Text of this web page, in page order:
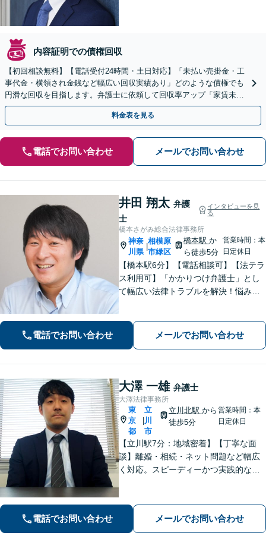
内容証明での債権回収
【初回相談無料】【電話受付24時間・土日対応】「未払い売掛金・工
事代金・横領され金銭など幅広い回収実績あり」どのような債権でも
円滑な回収を目指します。弁護士に依頼して回収率アップ「家賃未払
い対応、立ち退き・明渡し請求／滞納が常態化する前に」
料金表を見る
電話でお問い合わせ メールでお問い合わせ
井田 翔太 弁護
士
インタビューを見
る
橋本さがみ総合法律事務所
神奈
川県
相模原
市緑区
橋本駅 か
ら徒歩5分
営業時間：本
日定休日
【橋本駅6分】【電話相談可】【法テラ
ス利用可】「かかりつけ弁護士」とし
て幅広い法律トラブルを解決！悩みに
ークの軽さが強み」男性・女性弁護士
が所属し多角的な視点から解決へ尽力
電話でお問い合わせ メールでお問い合わせ
大澤 一雄 弁護士
大澤法律事務所
東
京
都
立
川
市
立川北駅 から
徒歩5分
営業時間：本
日定休日
【立川駅7分：地域密着】【丁寧な面
談】離婚・相続・ネット問題など幅広
く対応。スピーディーかつ実践的なア
緒に考えます。安心してご相談くださ
い。【電話・オンライン相談対応】
電話でお問い合わせ メールでお問い合わせ